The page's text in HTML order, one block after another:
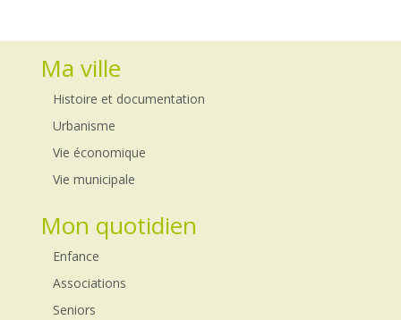
Ma ville
Histoire et documentation
Urbanisme
Vie économique
Vie municipale
Mon quotidien
Enfance
Associations
Seniors